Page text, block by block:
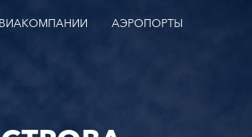
АЭРОПОРТЫ